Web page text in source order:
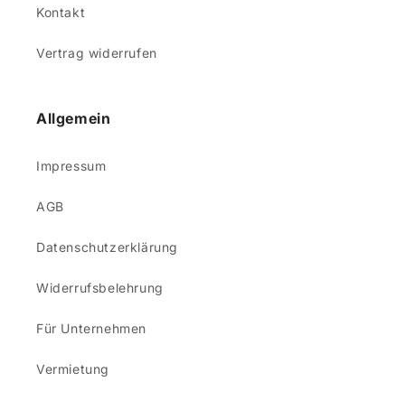
Kontakt
Vertrag widerrufen
Allgemein
Impressum
AGB
Datenschutzerklärung
Widerrufsbelehrung
Für Unternehmen
Vermietung